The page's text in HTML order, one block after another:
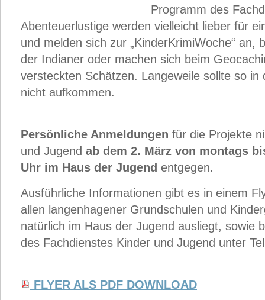
Programm des
Abenteuerlustige werden vielleicht lieber für
und melden sich zur „KinderKrimiWoche“ an,
der Indianer oder machen sich beim
versteckten Schätzen. Langeweile sollte so in
nicht aufkommen.
Persönliche Anmeldungen für die Projekte
und Jugend ab dem 2. März von montags
Uhr im Haus der Jugend entgegen.
Ausführliche Informationen gibt es in einem
allen langenhagener Grundschulen und
natürlich im Haus der Jugend ausliegt, sowie
des Fachdienstes Kinder und Jugend unter
FLYER ALS PDF DOWNLOAD